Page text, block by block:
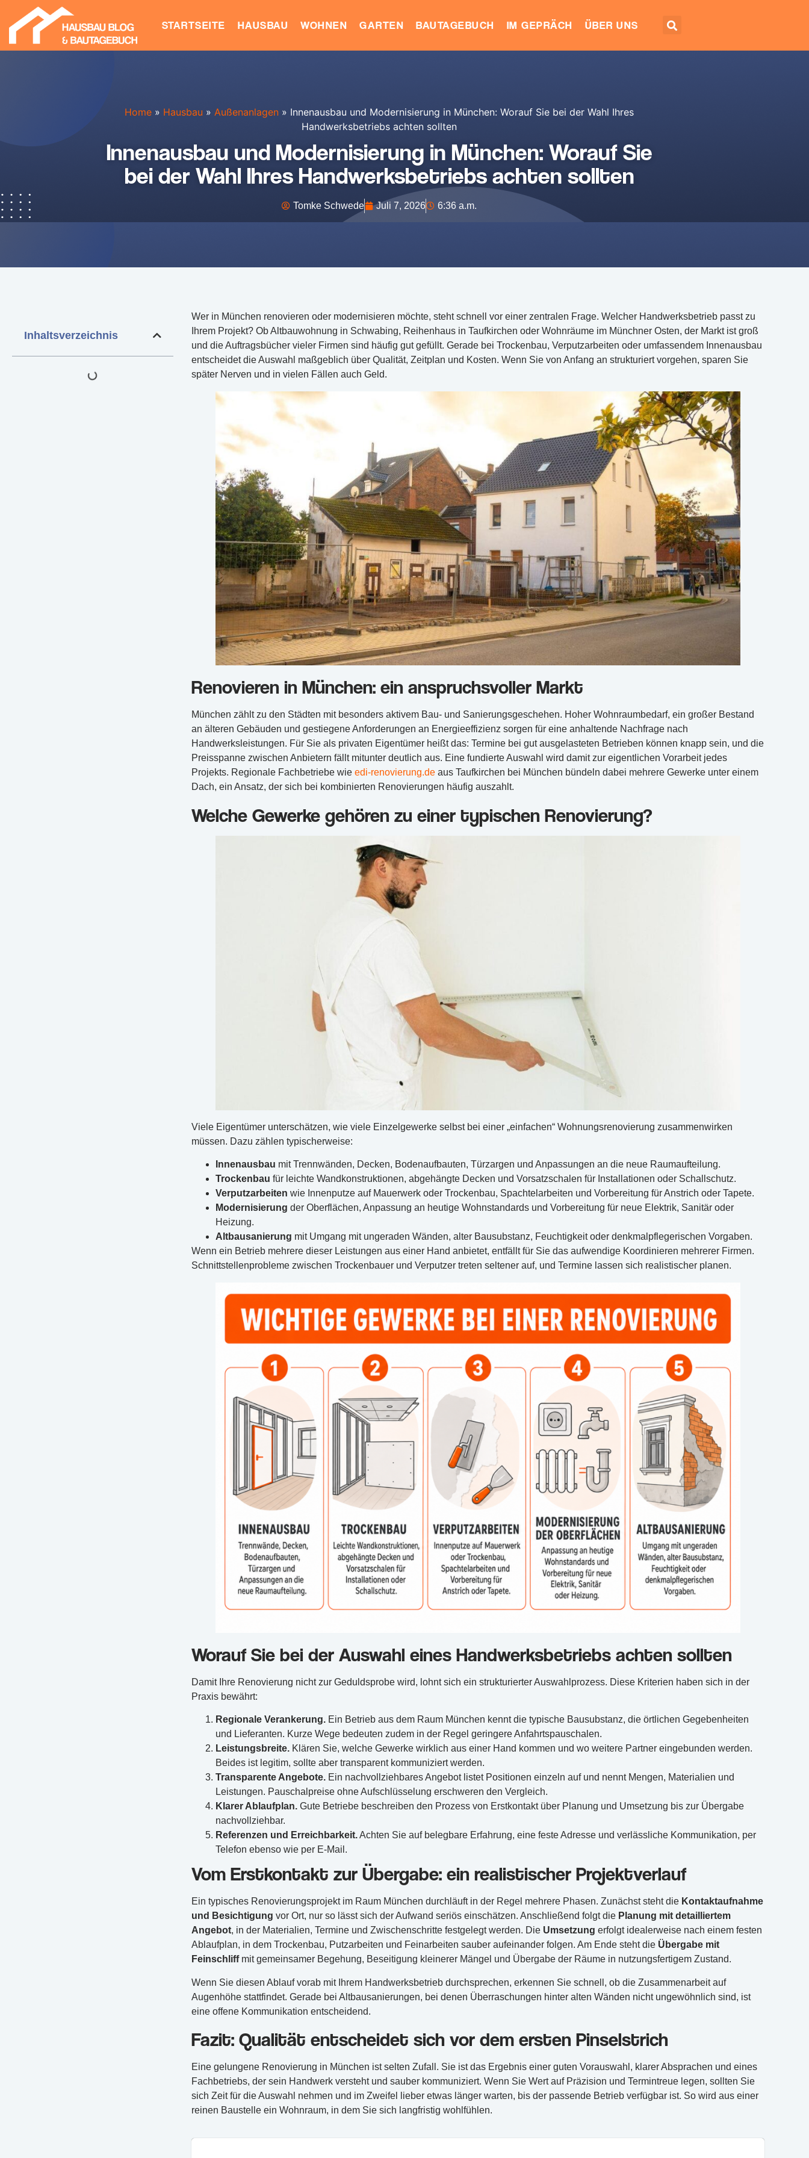
STARTSEITE HAUSBAU WOHNEN GARTEN BAUTAGEBUCH IM GEPRÄCH ÜBER UNS
Home » Hausbau » Außenanlagen » Innenausbau und Modernisierung in München: Worauf Sie bei der Wahl Ihres
Handwerksbetriebs achten sollten
Innenausbau und Modernisierung in München: Worauf Sie
bei der Wahl Ihres Handwerksbetriebs achten sollten
Tomke Schwede Juli 7, 2026 6:36 a.m.
Inhaltsverzeichnis
Wer in München renovieren oder modernisieren möchte, steht schnell vor einer zentralen Frage. Welcher Handwerksbetrieb passt zu
Ihrem Projekt? Ob Altbauwohnung in Schwabing, Reihenhaus in Taufkirchen oder Wohnräume im Münchner Osten, der Markt ist groß
und die Auftragsbücher vieler Firmen sind häufig gut gefüllt. Gerade bei Trockenbau, Verputzarbeiten oder umfassendem Innenausbau
entscheidet die Auswahl maßgeblich über Qualität, Zeitplan und Kosten. Wenn Sie von Anfang an strukturiert vorgehen, sparen Sie
später Nerven und in vielen Fällen auch Geld.
Renovieren in München: ein anspruchsvoller Markt
München zählt zu den Städten mit besonders aktivem Bau- und Sanierungsgeschehen. Hoher Wohnraumbedarf, ein großer Bestand
an älteren Gebäuden und gestiegene Anforderungen an Energieeffizienz sorgen für eine anhaltende Nachfrage nach
Handwerksleistungen. Für Sie als privaten Eigentümer heißt das: Termine bei gut ausgelasteten Betrieben können knapp sein, und die
Preisspanne zwischen Anbietern fällt mitunter deutlich aus. Eine fundierte Auswahl wird damit zur eigentlichen Vorarbeit jedes
Projekts. Regionale Fachbetriebe wie edi-renovierung.deaus Taufkirchen bei München bündeln dabei mehrere Gewerke unter einem
Dach, ein Ansatz, der sich bei kombinierten Renovierungen häufig auszahlt.
Welche Gewerke gehören zu einer typischen Renovierung?
Viele Eigentümer unterschätzen, wie viele Einzelgewerke selbst bei einer „einfachen“ Wohnungsrenovierung zusammenwirken
müssen. Dazu zählen typischerweise:
Innenausbau mit Trennwänden, Decken, Bodenaufbauten, Türzargen und Anpassungen an die neue Raumaufteilung.
Trockenbau für leichte Wandkonstruktionen, abgehängte Decken und Vorsatzschalen für Installationen oder Schallschutz.
Verputzarbeiten wie Innenputze auf Mauerwerk oder Trockenbau, Spachtelarbeiten und Vorbereitung für Anstrich oder Tapete.
Modernisierung der Oberflächen, Anpassung an heutige Wohnstandards und Vorbereitung für neue Elektrik, Sanitär oder
Heizung.
Altbausanierung mit Umgang mit ungeraden Wänden, alter Bausubstanz, Feuchtigkeit oder denkmalpflegerischen Vorgaben.
Wenn ein Betrieb mehrere dieser Leistungen aus einer Hand anbietet, entfällt für Sie das aufwendige Koordinieren mehrerer Firmen.
Schnittstellenprobleme zwischen Trockenbauer und Verputzer treten seltener auf, und Termine lassen sich realistischer planen.
Worauf Sie bei der Auswahl eines Handwerksbetriebs achten sollten
Damit Ihre Renovierung nicht zur Geduldsprobe wird, lohnt sich ein strukturierter Auswahlprozess. Diese Kriterien haben sich in der
Praxis bewährt:
Regionale Verankerung.Ein Betrieb aus dem Raum München kennt die typische Bausubstanz, die örtlichen Gegebenheiten
und Lieferanten. Kurze Wege bedeuten zudem in der Regel geringere Anfahrtspauschalen.
Leistungsbreite.Klären Sie, welche Gewerke wirklich aus einer Hand kommen und wo weitere Partner eingebunden werden.
Beides ist legitim, sollte aber transparent kommuniziert werden.
Transparente Angebote.Ein nachvollziehbares Angebot listet Positionen einzeln auf und nennt Mengen, Materialien und
Leistungen. Pauschalpreise ohne Aufschlüsselung erschweren den Vergleich.
Klarer Ablaufplan.Gute Betriebe beschreiben den Prozess von Erstkontakt über Planung und Umsetzung bis zur Übergabe
nachvollziehbar.
Referenzen und Erreichbarkeit.Achten Sie auf belegbare Erfahrung, eine feste Adresse und verlässliche Kommunikation, per
Telefon ebenso wie per E-Mail.
Vom Erstkontakt zur Übergabe: ein realistischer Projektverlauf
Ein typisches Renovierungsprojekt im Raum München durchläuft in der Regel mehrere Phasen. Zunächst steht die Kontaktaufnahme
und Besichtigung vor Ort, nur so lässt sich der Aufwand seriös einschätzen. Anschließend folgt die Planung mit detailliertem
Angebot, in der Materialien, Termine und Zwischenschritte festgelegt werden. Die Umsetzung erfolgt idealerweise nach einem festen
Ablaufplan, in dem Trockenbau, Putzarbeiten und Feinarbeiten sauber aufeinander folgen. Am Ende steht die Übergabe mit
Feinschliffmit gemeinsamer Begehung, Beseitigung kleinerer Mängel und Übergabe der Räume in nutzungsfertigem Zustand.
Wenn Sie diesen Ablauf vorab mit Ihrem Handwerksbetrieb durchsprechen, erkennen Sie schnell, ob die Zusammenarbeit auf
Augenhöhe stattfindet. Gerade bei Altbausanierungen, bei denen Überraschungen hinter alten Wänden nicht ungewöhnlich sind, ist
eine offene Kommunikation entscheidend.
Fazit: Qualität entscheidet sich vor dem ersten Pinselstrich
Eine gelungene Renovierung in München ist selten Zufall. Sie ist das Ergebnis einer guten Vorauswahl, klarer Absprachen und eines
Fachbetriebs, der sein Handwerk versteht und sauber kommuniziert. Wenn Sie Wert auf Präzision und Termintreue legen, sollten Sie
sich Zeit für die Auswahl nehmen und im Zweifel lieber etwas länger warten, bis der passende Betrieb verfügbar ist. So wird aus einer
reinen Baustelle ein Wohnraum, in dem Sie sich langfristig wohlfühlen.